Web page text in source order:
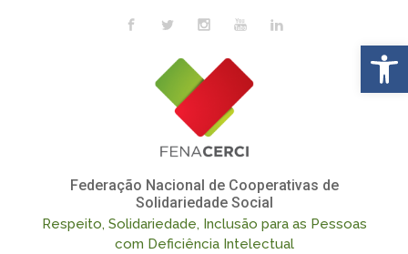
Federação Nacional de Cooperativas de
Solidariedade Social
Respeito, Solidariedade, Inclusão para as Pessoas
com Deficiência Intelectual